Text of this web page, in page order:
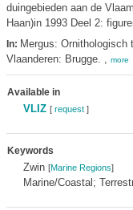
duingebieden aan de
Haan)in 1993 Deel 2:
In: Mergus: Ornithologisch
Vlaanderen: Brugge. , more
Available in
VLIZ [ request]
Keywords
Zwin [Marine Regions]
Marine/Coastal;